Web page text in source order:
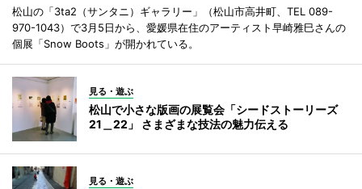
松山の「3ta2（サンタニ）ギャラリー」（松山市高井町、TEL 089-
970-1043）で3月5日から、愛媛県在住のアーティスト早崎雅巳さんの
個展「Snow Boots」が開かれている。
見る・遊ぶ
松山で小さな版画の展覧会「シードストーリーズ
21＿22」 さまざまな技法の魅力伝える
見る・遊ぶ